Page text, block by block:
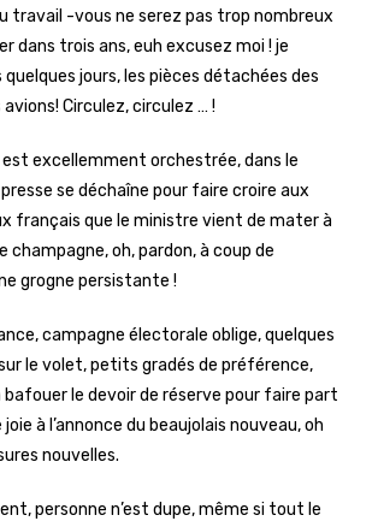
travail -vous ne serez pas trop nombreux
dans trois ans, euh excusez moi ! je
quelques jours, les pièces détachées des
Circulez, circulez … !
est excellemment orchestrée, dans le
se déchaîne pour faire croire aux
français que le ministre vient de mater à
champagne, oh, pardon, à coup de
grogne persistante !
campagne électorale oblige, quelques
le volet, petits gradés de préférence,
le devoir de réserve pour faire part
à l’annonce du beaujolais nouveau, oh
nouvelles.
personne n’est dupe, même si tout le